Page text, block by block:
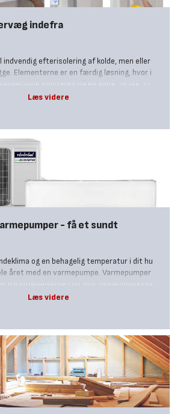
indefra
efterisolering af kolde, men eller
Elementerne er en færdig løsning, hvor i
monteres på én gang. To lag, 12,
30 mm polystyrenisolering, er sammenkl
- få et sundt
og en behagelig temperatur i dit hu
året med en varmepumpe. Varmepumper
fra omgivelserne i dit hus' opvarmningssy
at en luft til luft varmepumpe "hiver" var
med en varmeveksler/varmegenvinding
varmepumpe er bygget til det nordiske
frostsikret. Den kan støjsvagt varme,
kan rense luften med dens fotokatalytis
og Ionisator. Vælg mellem 3 modeller i
skal varme op til 60 m2, 80 m2